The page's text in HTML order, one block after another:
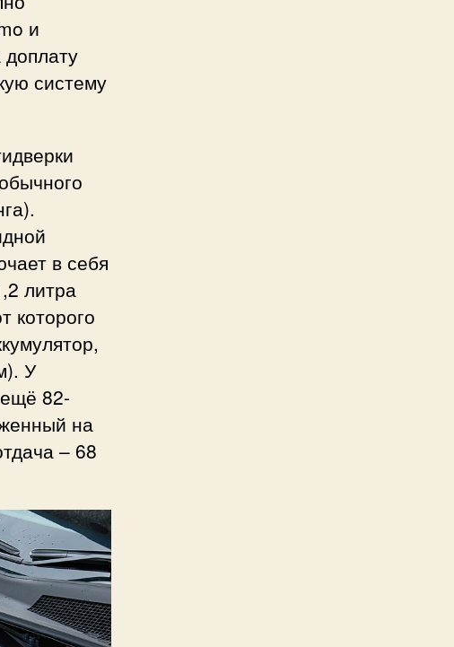
и
систему
в себя
литра
которого
У
82-
на
– 68